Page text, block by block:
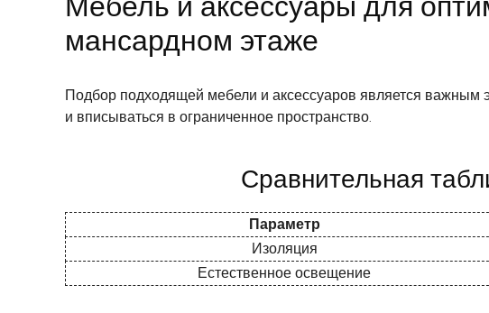
мансардном этаже
Подбор подходящей мебели и аксессуаров является важным
и вписываться в ограниченное пространство.
Сравнительная
Параметр
Изоляция
Естественное освещение